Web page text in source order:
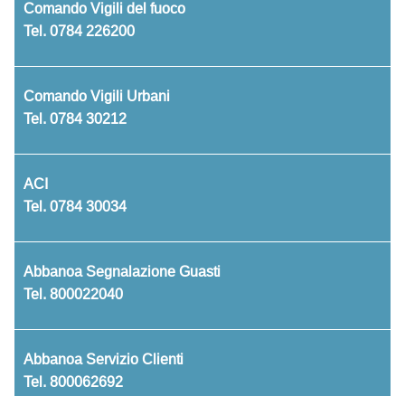
Comando Vigili del fuoco
Tel. 0784 226200
Comando Vigili Urbani
Tel. 0784 30212
ACI
Tel. 0784 30034
Abbanoa Segnalazione Guasti
Tel. 800022040
Abbanoa Servizio Clienti
Tel. 800062692